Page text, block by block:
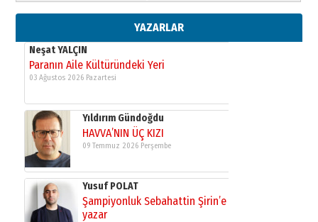
YAZARLAR
11 Mayıs 2026 Pazartesi
Neşat YALÇIN
Paranın Aile Kültüründeki Yeri
03 Ağustos 2026 Pazartesi
Yıldırım Gündoğdu
HAVVA’NIN ÜÇ KIZI
09 Temmuz 2026 Perşembe
Yusuf POLAT
Şampiyonluk Sebahattin Şirin’e
yazar